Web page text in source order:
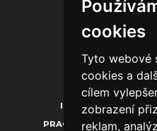
cookies
Tyto webové
cookies a
cílem
zobrazení
reklam,
20.000
INZERCE O NÁS
PRACOVNÍ PŘÍLEŽITOSTI